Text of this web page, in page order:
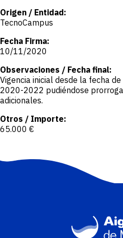
Origen / Entidad
TecnoCampus
Fecha Firma
10/11/2020
Observaciones / Fecha final
Vigencia inicial desde la fecha
2020-2022 pudiéndose
adicionales.
Otros / Importe
65.000 €
Imatge